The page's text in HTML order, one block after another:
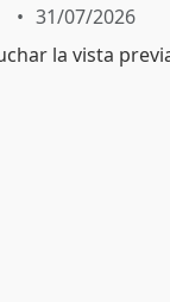
31/07/2026